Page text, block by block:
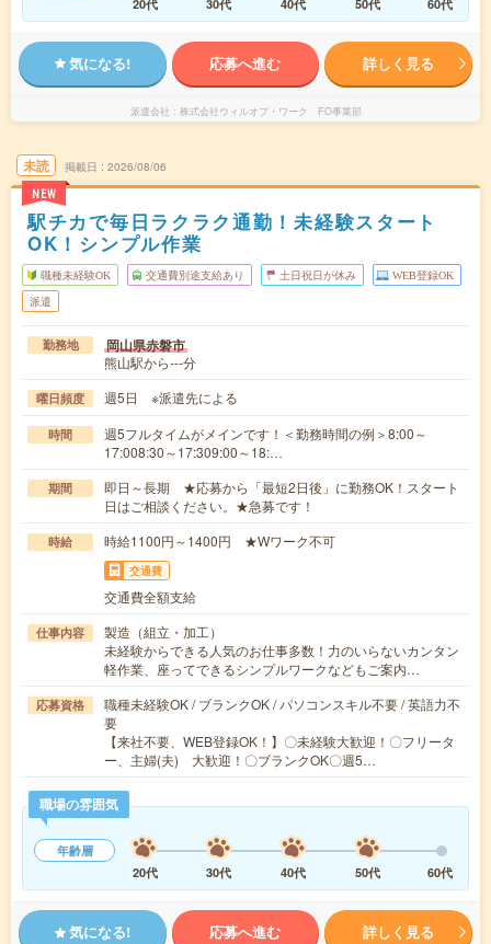
20代
30代 40代 50代 60代
気になる! 応募へ進む 詳しく見る
派遣会社 株式会社ウィルオブ・ワーク FO事業部
未読
NEW
掲載日 2026/08/06
駅チカで毎日ラクラク通勤！未経験スタート
OK！シンプル作業
職種未経験OK 交通費別途支給あり 土日祝日が休み WEB登録OK
派遣
勤務地 岡山県赤磐市
熊山駅から---分
曜日頻度 週5日 ※派遣先による
時間
週5フルタイムがメインです！＜勤務時間の例＞8:00～
17:008:30～17:309:00～18:…
期間
即日～長期 ★応募から「最短2日後」に勤務OK！スタート
日はご相談ください。★急募です！
時給 時給1100円～1400円 ★Wワーク不可
交通費
交通費全額支給
仕事内容
製造（組立・加工）
未経験からできる人気のお仕事多数！力のいらないカンタン
軽作業、座ってできるシンプルワークなどもご案内…
応募資格
職種未経験OK / ブランクOK / パソコンスキル不要 / 英語力不
要
【来社不要、WEB登録OK！】〇未経験大歓迎！〇フリータ
ー、主婦(夫) 大歓迎！〇ブランクOK〇週5…
職場の雰囲気
年齢層
20代
30代 40代 50代 60代
気になる! 応募へ進む 詳しく見る